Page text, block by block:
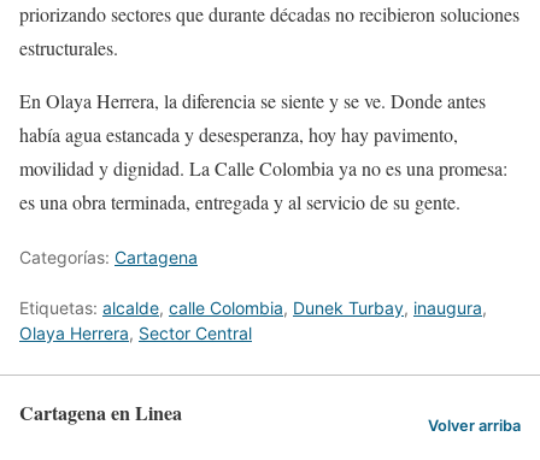
priorizando sectores que durante décadas no recibieron soluciones
estructurales.
En Olaya Herrera, la diferencia se siente y se ve. Donde antes
había agua estancada y desesperanza, hoy hay pavimento,
movilidad y dignidad. La Calle Colombia ya no es una promesa:
es una obra terminada, entregada y al servicio de su gente.
Categorías: Cartagena
Etiquetas: alcalde, calle Colombia, Dunek Turbay, inaugura,
Olaya Herrera, Sector Central
Cartagena en Linea Volver arriba